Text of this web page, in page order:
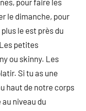
pour faire les
le dimanche, pour
le est près du
petites
ou skinny. Les
Si tu as une
haut de notre corps
niveau du